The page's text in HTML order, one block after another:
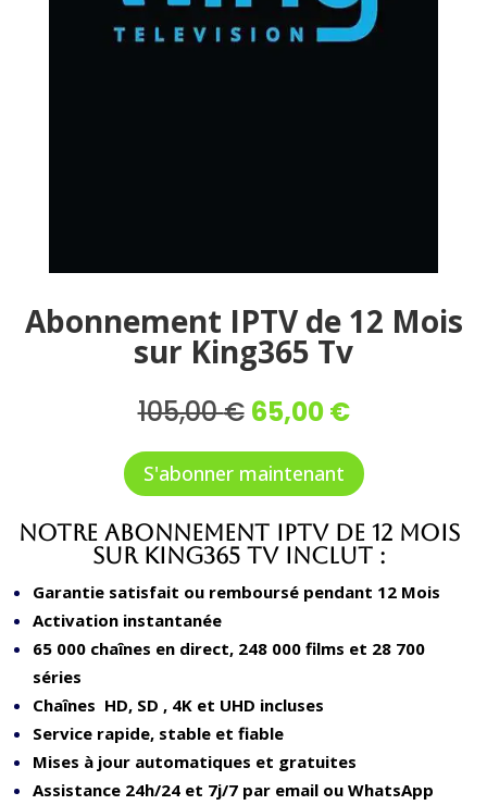
Abonnement IPTV de 12 Mois
sur King365 Tv
105,00€ Le
prix
initial
était :
65,00€Le
actuel
est :
S'abonner maintenant
Notre Abonnement IPTV de 12 Mois
sur King365 Tv inclut :
Garantie satisfait ou remboursé pendant 12 Mois
Activation instantanée
65 000 chaînes en direct, 248 000 films et 28 700
séries
Chaînes HD, SD , 4K et UHD incluses
Service rapide, stable et fiable
Mises à jour automatiques et gratuites
Assistance 24h/24 et 7j/7 par email ou WhatsApp